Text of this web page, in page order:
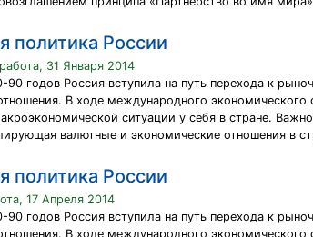
политика России
31 Января 2014
90 годов Россия вступила на путь перехода к
В ходе международного
ситуации у себя в стране.
валютные и экономические отношения в
политика России
17 Апреля 2014
90 годов Россия вступила на путь перехода к
В ходе международного